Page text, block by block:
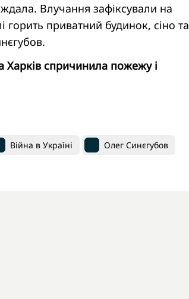
Влучання зафіксували на
горить приватний будинок, сіно та
спричинила пожежу і
Війна в Україні
Олег Синєгубов